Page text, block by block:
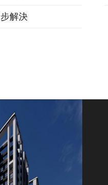
解決